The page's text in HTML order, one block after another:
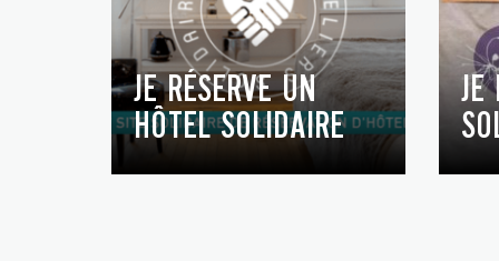
JE RÉSERVE UN
HÔTEL SOLIDAIRE
JE